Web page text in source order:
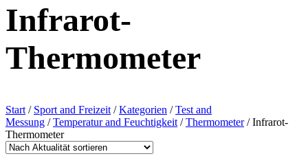
Infrarot-
Thermometer
Start / Sport and Freizeit /Kategorien /Test and
Messung /Temperatur and Feuchtigkeit /Thermometer/ Infrarot-
Thermometer